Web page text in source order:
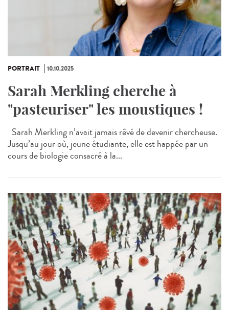
PORTRAIT 10.10.2025
Sarah Merkling cherche à
"pasteuriser" les moustiques !
Sarah Merkling n’avait jamais rêvé de devenir chercheuse.
Jusqu’au jour où, jeune étudiante, elle est happée par un
cours de biologie consacré à la...